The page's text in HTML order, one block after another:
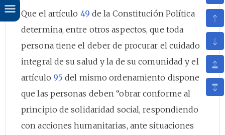
Que el artículo 49 de la Constitución Política
determina, entre otros aspectos, que toda
persona tiene el deber de procurar el cuidado
integral de su salud y la de su comunidad y el
artículo 95 del mismo ordenamiento dispone
que las personas deben “obrar conforme al
principio de solidaridad social, respondiendo
con acciones humanitarias, ante situaciones